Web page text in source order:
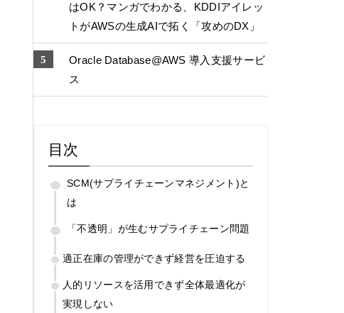
はOK？マンガでわかる、KDDIアイレッ
トがAWSの生成AIで拓く「攻めのDX」
Oracle Database@AWS 導入支援サービ
ス
目次
SCM(サプライチェーンマネジメント)と
は
「不透明」が生むサプライチェーン問題
適正在庫の管理ができず経営を圧迫する
人的リソースを活用できず全体最適化が
実現しない